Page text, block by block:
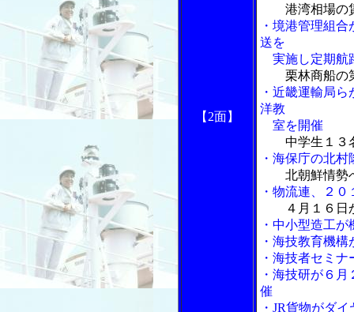
【2面】
港湾相場の
・境港管理組
送を
実施し定期航
栗林商船の
・近畿運輸局
洋教
室を開催
中学生１３
・海保庁の北
北朝鮮情勢
・物流連、２
４月１６日
・中小型造工
・海技教育機
・海技者セミ
・海技研が６
催
・JR貨物がダ